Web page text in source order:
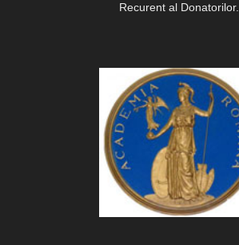
Recurent al Donatorilor.